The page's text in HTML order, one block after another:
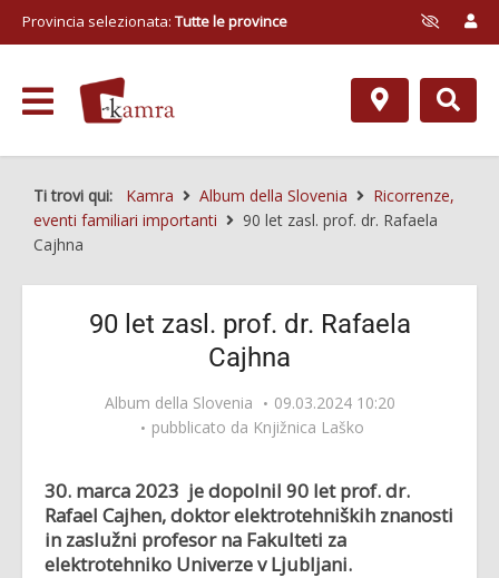
Provincia selezionata: Tutte le province
Ti trovi qui: Kamra Album della Slovenia
Ricorrenze,
eventi familiari importanti
90 let zasl. prof. dr. Rafaela
Cajhna
90 let zasl. prof. dr. Rafaela
Cajhna
Album della Slovenia
09.03.2024 10:20
pubblicato da Knjižnica Laško
30. marca 2023 je dopolnil 90 let prof. dr.
Rafael Cajhen, doktor elektrotehniških znanosti
in zaslužni profesor na Fakulteti za
elektrotehniko Univerze v Ljubljani.